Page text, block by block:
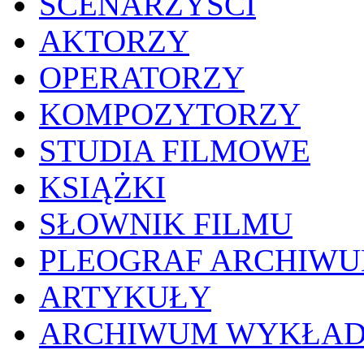
AKTORZY
OPERATORZY
KOMPOZYTORZY
STUDIA FILMOWE
KSIĄŻKI
SŁOWNIK FILMU
PLEOGRAF
ARTYKUŁY
ARCHIWUM